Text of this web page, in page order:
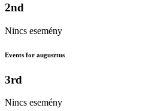
2nd
Nincs esemény
Events for augusztus
3rd
Nincs esemény